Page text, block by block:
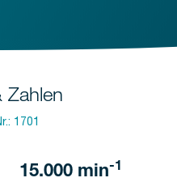
Zahlen
1701
15.000 min-1